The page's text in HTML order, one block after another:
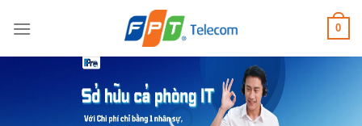
qua
0